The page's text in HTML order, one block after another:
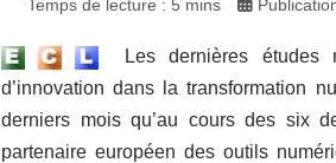
Temps de lecture : 5 mins
Les dernières études
d’innovation dans la transformation
derniers mois qu’au cours des six
partenaire européen des outils